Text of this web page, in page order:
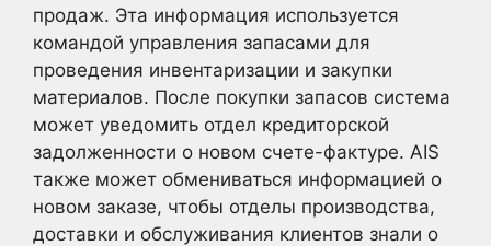
продаж. Эта информация используется
командой управления запасами для
проведения инвентаризации и закупки
материалов. После покупки запасов система
может уведомить отдел кредиторской
задолженности о новом счете-фактуре. AIS
также может обмениваться информацией о
новом заказе, чтобы отделы производства,
доставки и обслуживания клиентов знали о